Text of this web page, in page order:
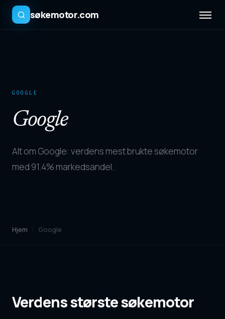
søkemotor.com
GOOGLE
Google
Alt om Google: verdens mest brukte søkemotor
med 91.4% markedsandel.
Hjem Google
Verdens største søkemotor